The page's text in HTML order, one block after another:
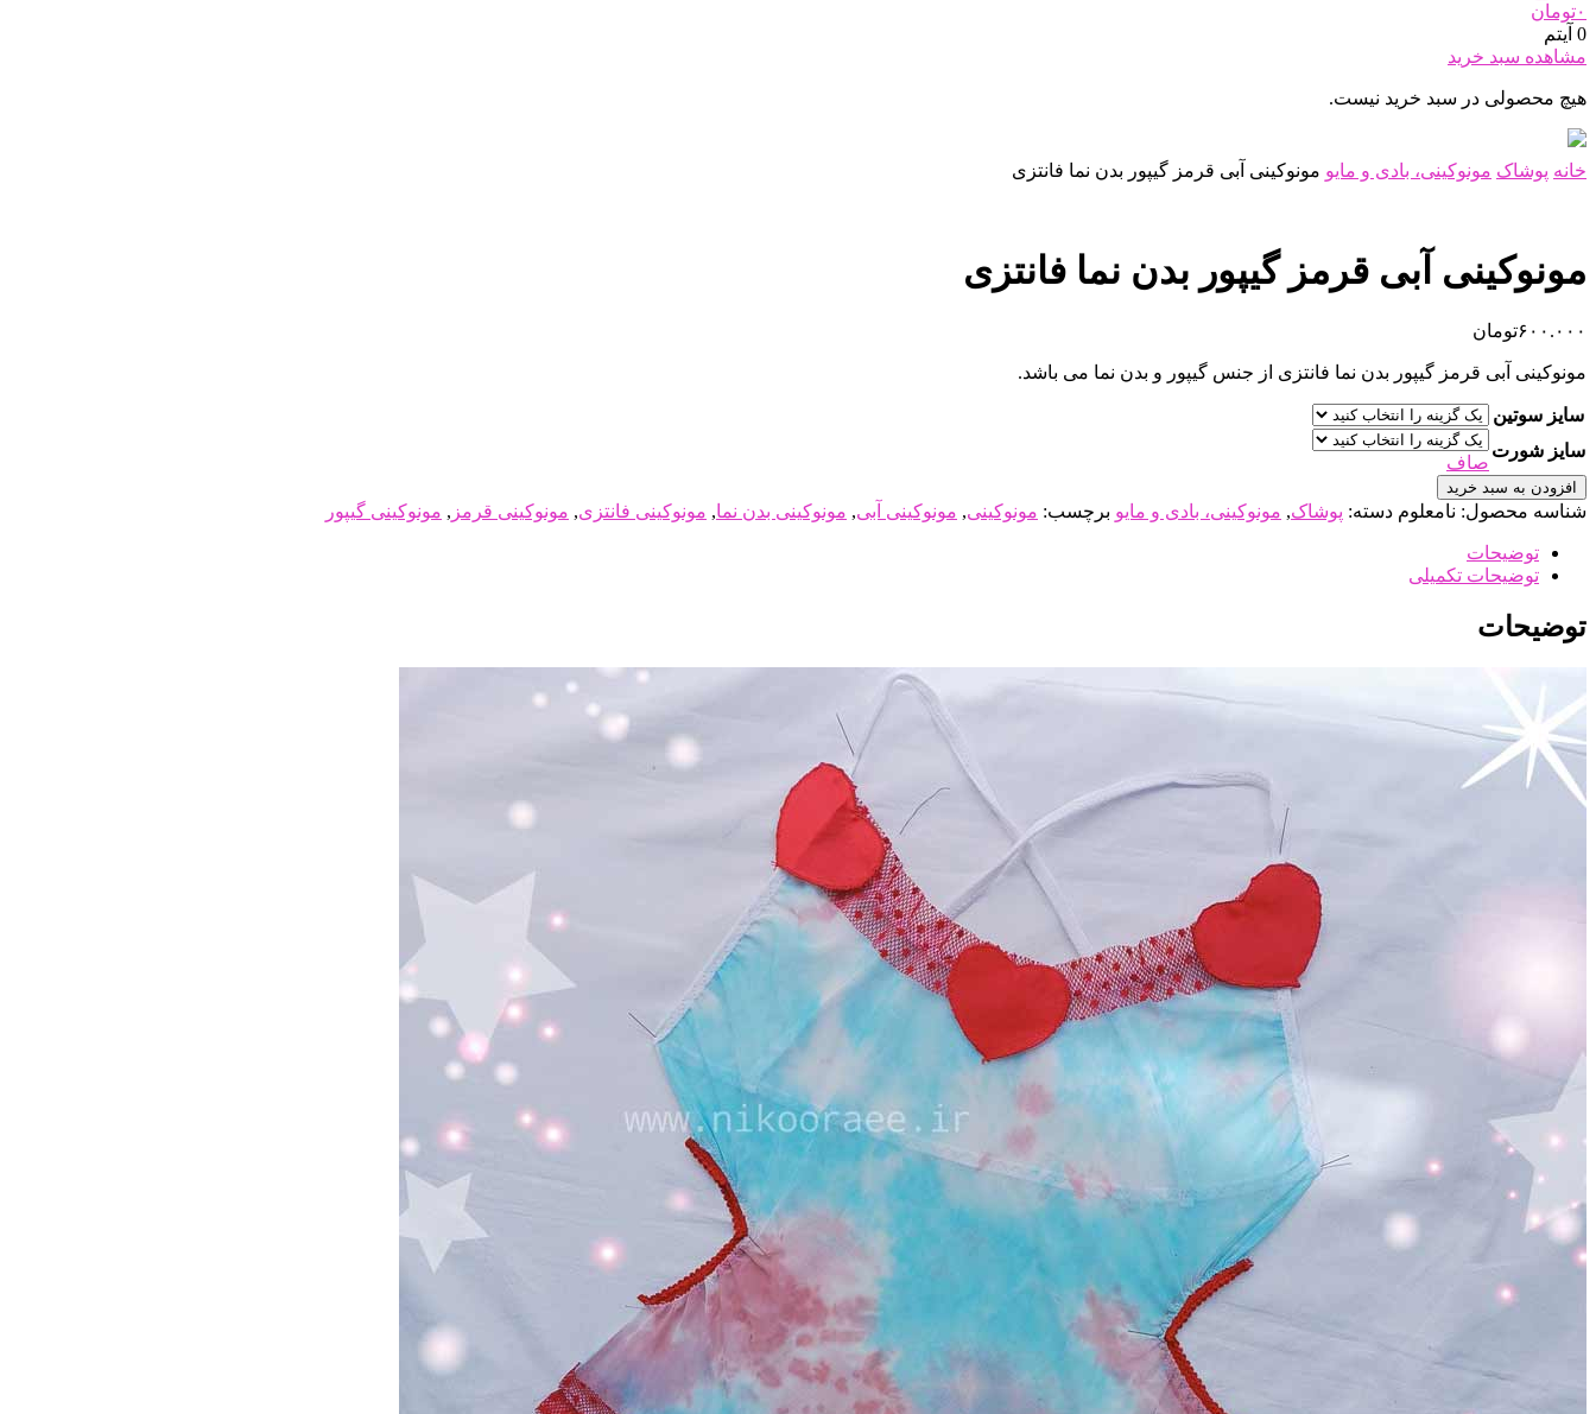
۰تومان
0 آیتم
مشاهده سبد خرید
هیچ محصولی در سبد خرید نیست.
خانه پوشاک مونوکینی، بادی و مایو مونوکینی آبی قرمز گیپور بدن نما فانتزی
مونوکینی آبی قرمز گیپور بدن نما فانتزی
۶۰۰.۰۰۰تومان
مونوکینی آبی قرمز گیپور بدن نما فانتزی از جنس گیپور و بدن نما می باشد.
سایز سوتین
سایز شورت
صاف
افزودن به سبد خرید
شناسه محصول: نامعلوم دسته: پوشاک, مونوکینی، بادی و مایو برچسب: مونوکینی, مونوکینی آبی, مونوکینی بدن نما, مونوکینی فانتزی, مونوکینی قرمز , مونوکینی گیپور
توضیحات
توضیحات تکمیلی
توضیحات